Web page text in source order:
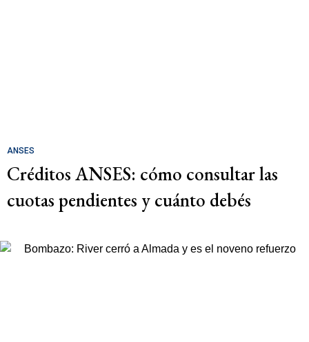
ANSES
Créditos ANSES: cómo consultar las
cuotas pendientes y cuánto debés